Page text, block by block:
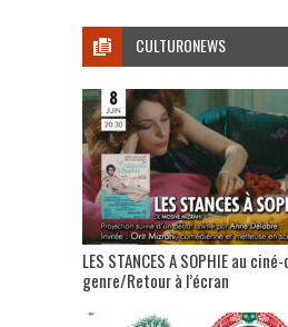
CULTURONEWS
LES STANCES A SOPHIE au
genre/Retour à l’écran